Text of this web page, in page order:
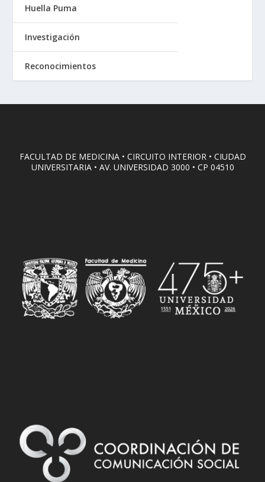
Huella Puma
Investigación
Reconocimientos
FACULTAD DE MEDICINA • CIRCUITO INTERIOR • CIUDAD
UNIVERSITARIA • AV. UNIVERSIDAD 3000 • CP 04510